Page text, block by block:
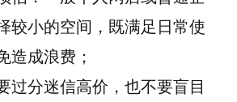
较小的空间，既满足日常使
造成浪费；
过分迷信高价，也不要盲目